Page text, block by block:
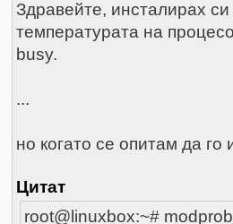
Здравейте, инсталирах
температурата на
busy.
...
но когато се опитам да
Цитат
root@linuxbox:~#